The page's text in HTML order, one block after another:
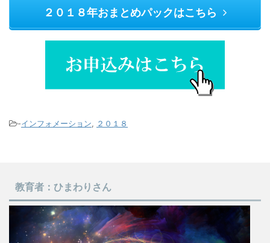
２０１８年おまとめパックはこちら
-インフォメーション, ２０１８
教育者：ひまわりさん